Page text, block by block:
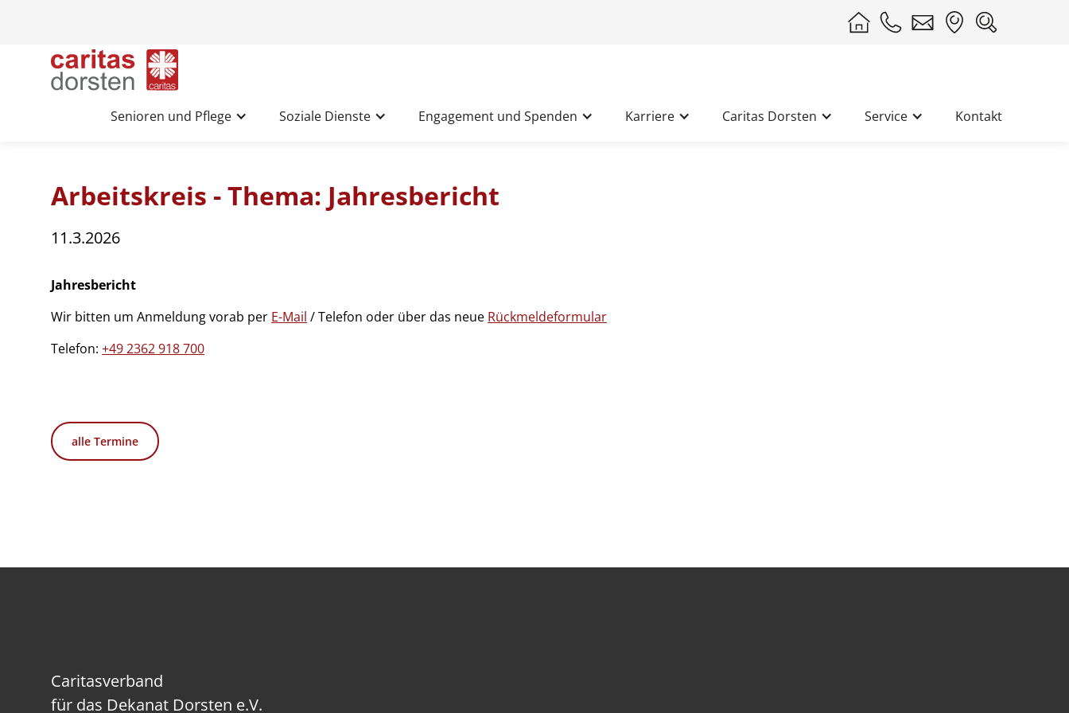
Senioren und Pflege Soziale Dienste Engagement und Spenden Karriere Caritas Dorsten Service Kontakt
Arbeitskreis - Thema: Jahresbericht
11.3.2026
Jahresbericht
Wir bitten um Anmeldung vorab per E-Mail / Telefon oder über das neue Rückmeldeformular
Telefon: +49 2362 918 700
alle Termine
Caritasverband
für das Dekanat Dorsten e.V.